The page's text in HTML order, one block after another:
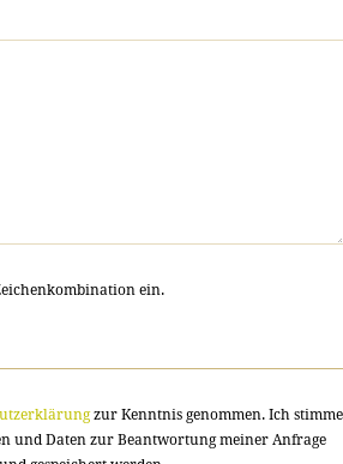
ein.
zur Kenntnis genommen. Ich stimme
und Daten zur Beantwortung meiner Anfrage